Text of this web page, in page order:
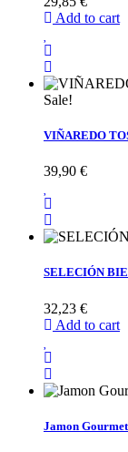
Add to cart
Sale!
VIÑAREDO
39,90 €
SELECIÓN
32,23 €
Add to cart
Jamon